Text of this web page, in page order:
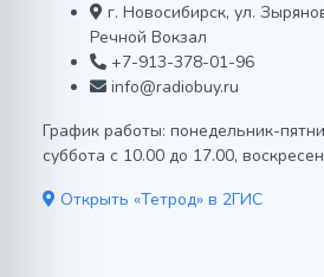
г. Новосибирск, ул.
Речной Вокзал
+7-913-378-01-96
info@radiobuy.ru
График работы: понедельник-
суббота с 10.00 до 17.00,
Открыть «Тетрод» в 2ГИС